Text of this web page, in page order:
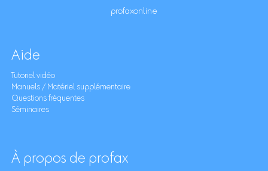
profaxonline
Aide
Tutoriel vidéo
Manuels / Matériel supplémentaire
Questions fréquentes
Séminaires
À propos de profax